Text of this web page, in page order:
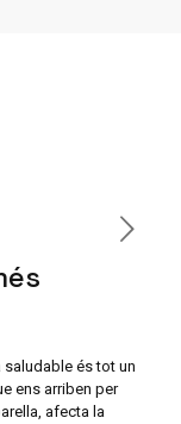
saludable és tot un
ens arriben per
afecta la